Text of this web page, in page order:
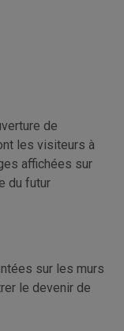
de
les visiteurs à
affichées sur
du futur
sur les murs
le devenir de